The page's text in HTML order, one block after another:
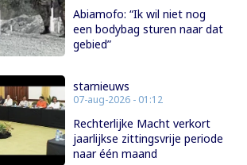
Abiamofo: “Ik wil niet nog
een bodybag sturen naar dat
gebied”
starnieuws
07-aug-2026 - 01:12
Rechterlijke Macht verkort
jaarlijkse zittingsvrije periode
naar één maand